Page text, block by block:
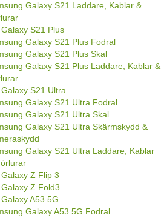
Galaxy S21 Laddare, Kablar &
S21 Plus
Galaxy S21 Plus Fodral
Galaxy S21 Plus Skal
Galaxy S21 Plus Laddare, Kablar &
S21 Ultra
Galaxy S21 Ultra Fodral
Galaxy S21 Ultra Skal
Galaxy S21 Ultra Skärmskydd &
Galaxy S21 Ultra Laddare, Kablar
Z Flip 3
Z Fold3
A53 5G
Galaxy A53 5G Fodral